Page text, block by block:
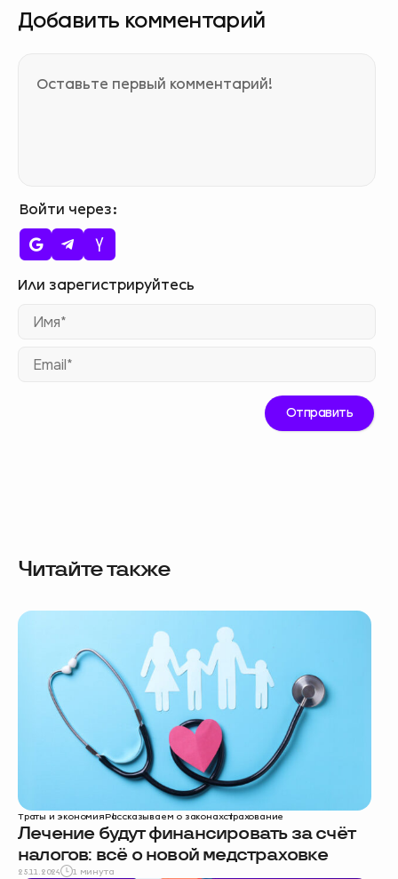
Добавить комментарий
Войти через
Читайте также
Траты и экономияРассказываем о законахстрахование
Лечение будут финансировать за счёт
налогов: всё о новой медстраховке
25.11.2024 1 минута